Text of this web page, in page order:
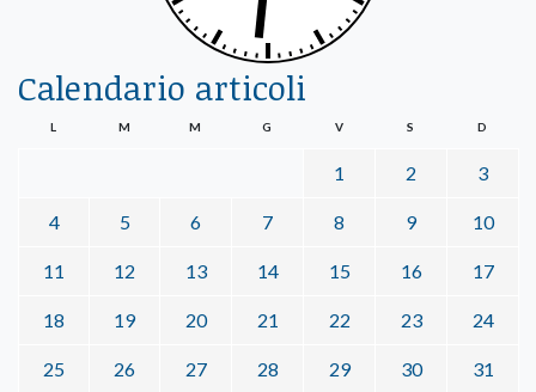
Calendario articoli
L M M G V S D
1 2 3
4 5 6 7 8 9 10
11 12 13 14 15 16 17
18 19 20 21 22 23 24
25 26 27 28 29 30 31